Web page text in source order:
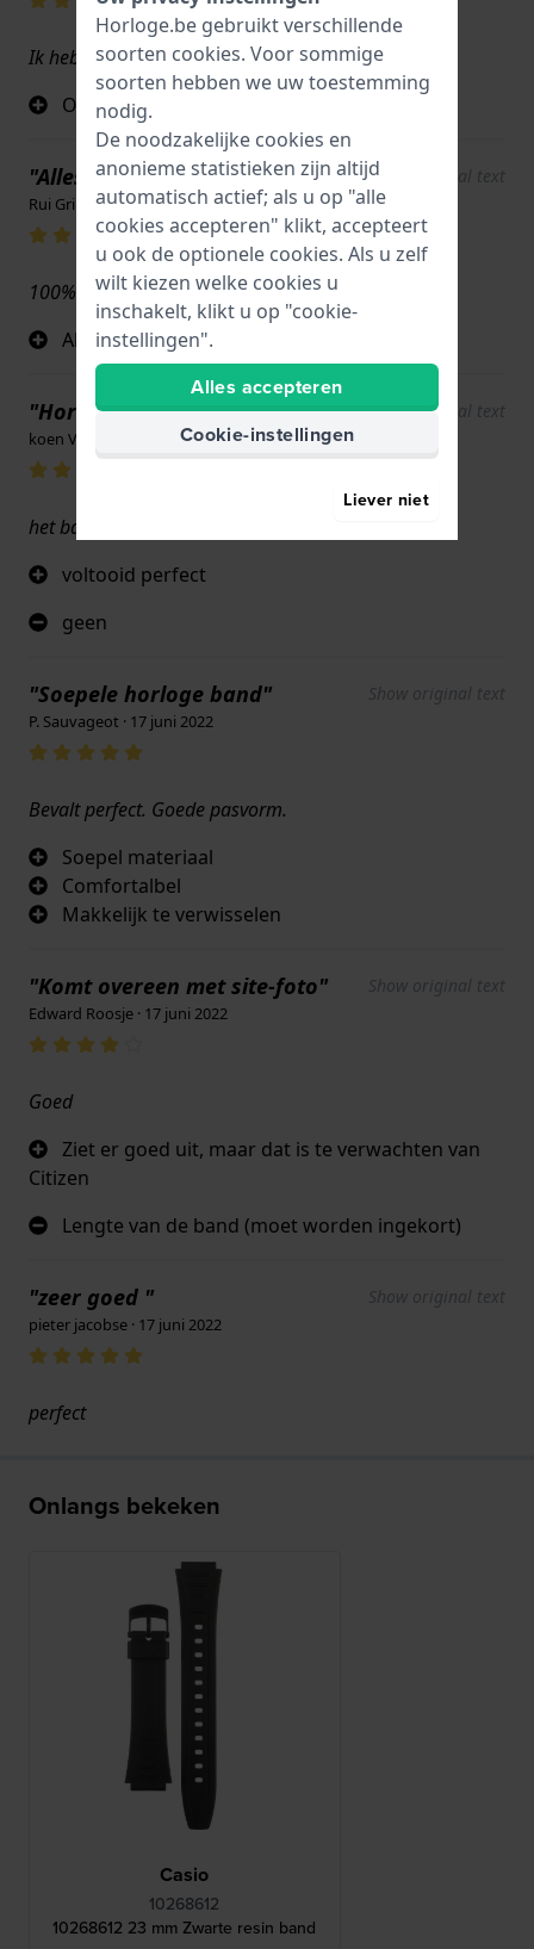
Ik heb zojuist de riem besteld.
Originele riem, past goed
"Alles" Show original text
Rui Grilo · 11 maart 2024
100%
Alles
"Horlogebandje" Show original text
koen Van Genechten · 17 juni 2022
het bandje past perfect..
voltooid perfect
geen
"Soepele horloge band" Show original text
P. Sauvageot · 17 juni 2022
Bevalt perfect. Goede pasvorm.
Soepel materiaal
Comfortalbel
Makkelijk te verwisselen
"Komt overeen met site-foto" Show original text
Edward Roosje · 17 juni 2022
Goed
Ziet er goed uit, maar dat is te verwachten van
Citizen
Lengte van de band (moet worden ingekort)
"zeer goed " Show original text
pieter jacobse · 17 juni 2022
perfect
Onlangs bekeken
Casio
10268612
10268612 23 mm Zwarte resin band
Horloge.be gebruikt verschillende
soorten cookies. Voor sommige
soorten hebben we uw toestemming
nodig.
De noodzakelijke cookies en
anonieme statistieken zijn altijd
automatisch actief; als u op "alle
cookies accepteren" klikt, accepteert
u ook de optionele cookies. Als u zelf
wilt kiezen welke cookies u
inschakelt, klikt u op "cookie-
instellingen".
Alles accepteren
Cookie-instellingen
Liever niet